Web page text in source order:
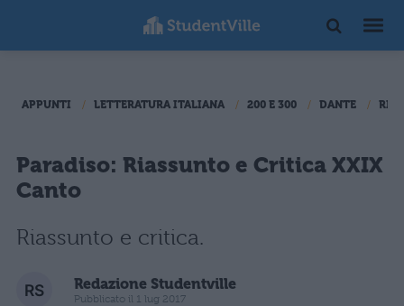
APPUNTI LETTERATURA ITALIANA 200 E 300 DANTE
Paradiso: Riassunto e Critica XXIX
Canto
Riassunto e critica.
Redazione Studentville
Pubblicato il 1 lug 2017